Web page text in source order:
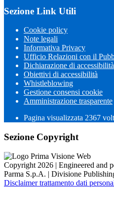
Sezione Link Utili
Cookie policy
Note legali
Informativa Privacy
Ufficio Relazioni con il
Dichiarazione di accessibilità
Obiettivi di accessibilità
Whistleblowing
Gestione consensi cookie
Amministrazione trasparente
Pagina visualizzata 2367
Sezione Copyright
Copyright 2026 | Engineered and
Parma S.p.A. | Divisione
Disclaimer trattamento dati